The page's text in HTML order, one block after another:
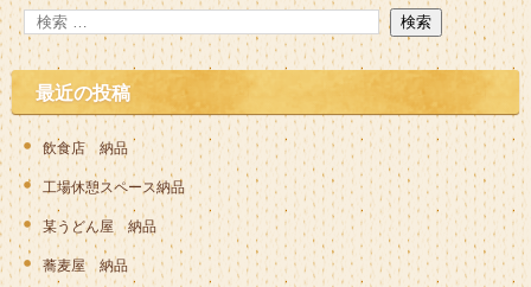
最近の投稿
飲食店 納品
工場休憩スペース納品
某うどん屋 納品
蕎麦屋 納品